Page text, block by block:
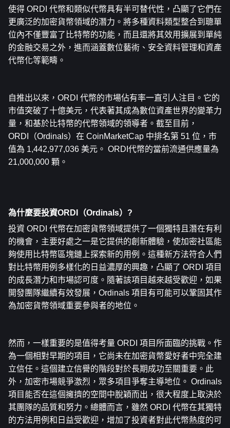
使得 ORDI 代幣和類似代幣具有半可替代性，凸顯了它們在
更廣泛的加密貨幣領域的潛力。將多種資料類型整合到聰單
位內不僅豐富了比特幣的功能，而且還將其效用擴展到單純
的金融交易之外，進而涵蓋數位藝術、安全資料管理和資產
代幣化等範疇。
自推出以來，ORDI 代幣的市場佔有率一直引人注目。它的
市值突破了十億美元，代表著其成為數位資產世界的變革力
量，和基於比特幣的代幣領域的領導者。 截至目前，
ORDI（Ordinals）在 CoinMarketCap 中排名第 51 位，市
值為 1,442,977,036
21,000,000 顆。
為什麼要投資ORDI（Ordinals）?
投資 ORDI 代幣在加密貨幣領域提供了一個獨特且潛在有利
的機會，主要好處之一是它提供的創新體驗，使加密社區能
夠使用比特幣區塊鏈上探索新的用例。這種新方法符合人們
對比特幣用例多樣化的日益濃厚的興趣，凸顯了 ORDI 項目
的成長潛力和市場認可度。隨著該項目越來越受歡迎，如果
開發團隊繼續有效發展，Ordinals 項目有可能可以鞏固其作
為加密貨幣領域重要參與者的地位。
然而，一樣重要的是值得考量 ORDI 項目所面臨的挑戰。作
為一個相對早期的項目，它尚未在加密貨幣愛好者中完全建
立信任。這個建立信譽的階段對於長期成功至關重要。此
外，加密市場競爭激烈，眾多項目爭奪主導地位。 Ordinals
項目能否在這個擁擠的空間中脫穎而出，很大程度上取決於
其團隊的品質和努力。總體而言，雖然 ORDI 代幣在其獨特
的方法用例和日益受歡迎，增加了投資者對此代幣熱度的可